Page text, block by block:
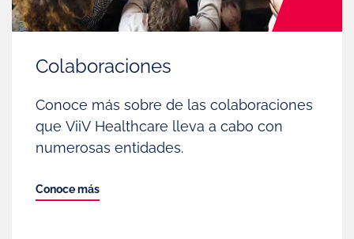
Colaboraciones
Conoce más sobre de las colaboraciones
que ViiV Healthcare lleva a cabo con
numerosas entidades.
Conoce más